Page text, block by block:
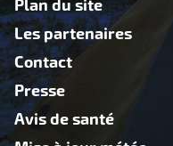
Plan du site
Les partenaires
Contact
Presse
Avis de santé